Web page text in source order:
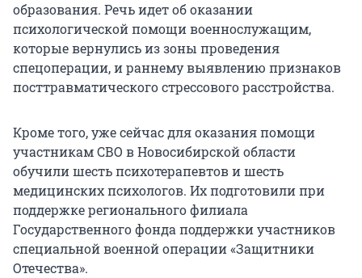
образования. Речь идет об оказании
психологической помощи военнослужащим,
которые вернулись из зоны проведения
спецоперации, и раннему выявлению признаков
посттравматического стрессового расстройства.
Кроме того, уже сейчас для оказания помощи
участникам СВО в Новосибирской области
обучили шесть психотерапевтов и шесть
медицинских психологов. Их подготовили при
поддержке регионального филиала
Государственного фонда поддержки участников
специальной военной операции «Защитники
Отечества».